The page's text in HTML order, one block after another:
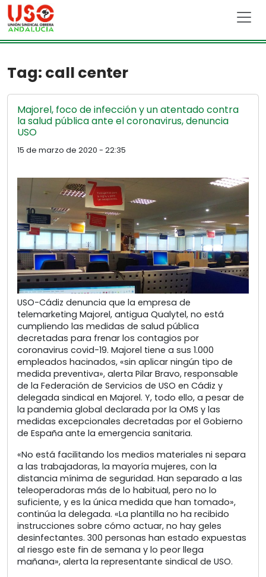
Skip to main content
Tag: call center
Majorel, foco de infección y un atentado contra
la salud pública ante el coronavirus, denuncia
USO
15 de marzo de 2020 - 22:35
USO-Cádiz denuncia que la empresa de
telemarketing Majorel, antigua Qualytel, no está
cumpliendo las medidas de salud pública
decretadas para frenar los contagios por
coronavirus covid-19. Majorel tiene a sus 1.000
empleados hacinados, «sin aplicar ningún tipo de
medida preventiva», alerta Pilar Bravo, responsable
de la Federación de Servicios de USO en Cádiz y
delegada sindical en Majorel. Y, todo ello, a pesar de
la pandemia global declarada por la OMS y las
medidas excepcionales decretadas por el Gobierno
de España ante la emergencia sanitaria.
«No está facilitando los medios materiales ni separa
a las trabajadoras, la mayoría mujeres, con la
distancia mínima de seguridad. Han separado a las
teleoperadoras más de lo habitual, pero no lo
suficiente, y es la única medida que han tomado»,
continúa la delegada. «La plantilla no ha recibido
instrucciones sobre cómo actuar, no hay geles
desinfectantes. 300 personas han estado expuestas
al riesgo este fin de semana y lo peor llega
mañana», alerta la representante sindical de USO.